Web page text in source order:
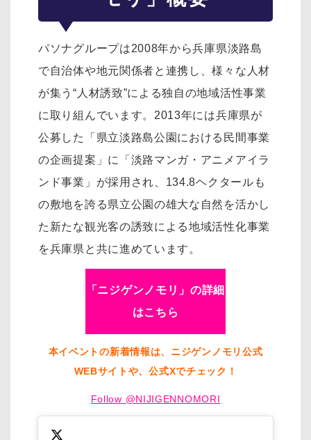
パソナグループは2008年から兵庫県淡路島
で自治体や地元関係者と連携し、様々な人材
が集う“人材誘致”による独自の地域活性事業
に取り組んでいます。2013年には兵庫県が
公募した「県立淡路島公園における民間事業
の企画提案」に「淡路マンガ・アニメアイラ
ンド事業」が採用され、134.8ヘクタールも
の敷地を誇る県立公園の雄大な自然を活かし
た新たな観光客の誘致による地域活性化事業
を兵庫県と共に進めています。
「ニジゲンノモリ」の詳細
はこちら
本イベントの新着情報は、ニジゲンノモリ公式
WEBサイトや、公式Xでチェック！
Follow @NIJIGENNOMORI